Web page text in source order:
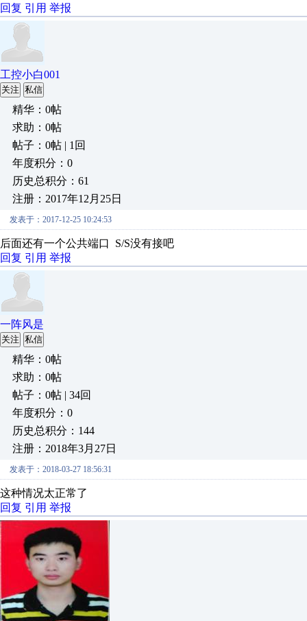
回复 引用 举报
工控小白001
关注 私信
精华：0帖
求助：0帖
帖子：0帖 | 1回
年度积分：0
历史总积分：61
注册：2017年12月25日
发表于：2017-12-25 10:24:53
后面还有一个公共端口 S/S没有接吧
回复 引用 举报
一阵风是
关注 私信
精华：0帖
求助：0帖
帖子：0帖 | 34回
年度积分：0
历史总积分：144
注册：2018年3月27日
发表于：2018-03-27 18:56:31
这种情况太正常了
回复 引用 举报